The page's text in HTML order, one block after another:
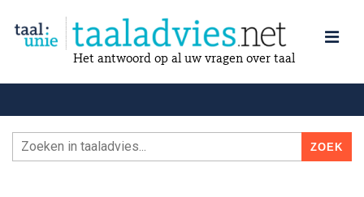
Het antwoord op al uw vragen over taal